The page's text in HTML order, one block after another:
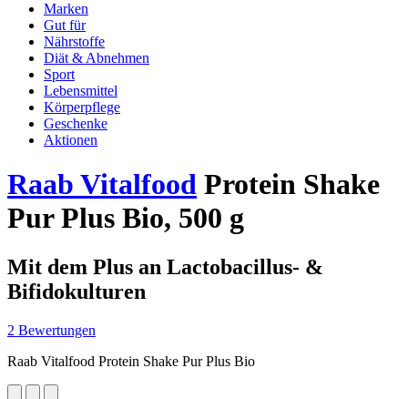
Marken
Gut für
Nährstoffe
Diät & Abnehmen
Sport
Lebensmittel
Körperpflege
Geschenke
Aktionen
Raab Vitalfood Protein Shake
Pur Plus Bio, 500 g
Mit dem Plus an Lactobacillus- &
Bifidokulturen
2 Bewertungen
Raab Vitalfood Protein Shake Pur Plus Bio